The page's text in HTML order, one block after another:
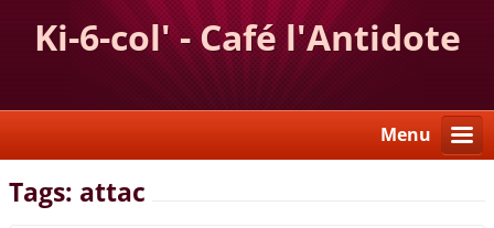
Ki-6-col' - Café l'Antidote
Menu
Tags: attac